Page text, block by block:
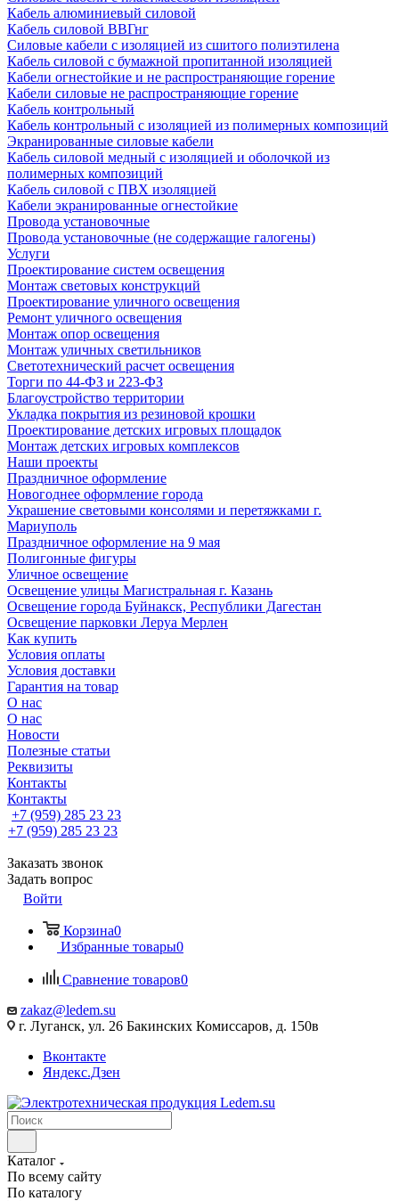
Кабель алюминиевый силовой
Кабель силовой ВВГнг
Силовые кабели с изоляцией из сшитого полиэтилена
Кабель силовой с бумажной пропитанной изоляцией
Кабели огнестойкие и не распространяющие горение
Кабели силовые не распространяющие горение
Кабель контрольный
Кабель контрольный с изоляцией из полимерных композиций
Экранированные силовые кабели
Кабель силовой медный с изоляцией и оболочкой из
полимерных композиций
Кабель силовой с ПВХ изоляцией
Кабели экранированные огнестойкие
Провода установочные
Провода установочные (не содержащие галогены)
Услуги
Проектирование систем освещения
Монтаж световых конструкций
Проектирование уличного освещения
Ремонт уличного освещения
Монтаж опор освещения
Монтаж уличных светильников
Светотехнический расчет освещения
Торги по 44-ФЗ и 223-ФЗ
Благоустройство территории
Укладка покрытия из резиновой крошки
Проектирование детских игровых площадок
Монтаж детских игровых комплексов
Наши проекты
Праздничное оформление
Новогоднее оформление города
Украшение световыми консолями и перетяжками г.
Мариуполь
Праздничное оформление на 9 мая
Полигонные фигуры
Уличное освещение
Освещение улицы Магистральная г. Казань
Освещение города Буйнакск, Республики Дагестан
Освещение парковки Леруа Мерлен
Как купить
Условия оплаты
Условия доставки
Гарантия на товар
О нас
О нас
Новости
Полезные статьи
Реквизиты
Контакты
Контакты
+7 (959) 285 23 23
+7 (959) 285 23 23
Заказать звонок
Задать вопрос
Войти
Корзина0
Избранные товары0
Сравнение товаров0
zakaz@ledem.su
г. Луганск, ул. 26 Бакинских Комиссаров, д. 150в
Вконтакте
Яндекс.Дзен
Каталог
По всему сайту
По каталогу